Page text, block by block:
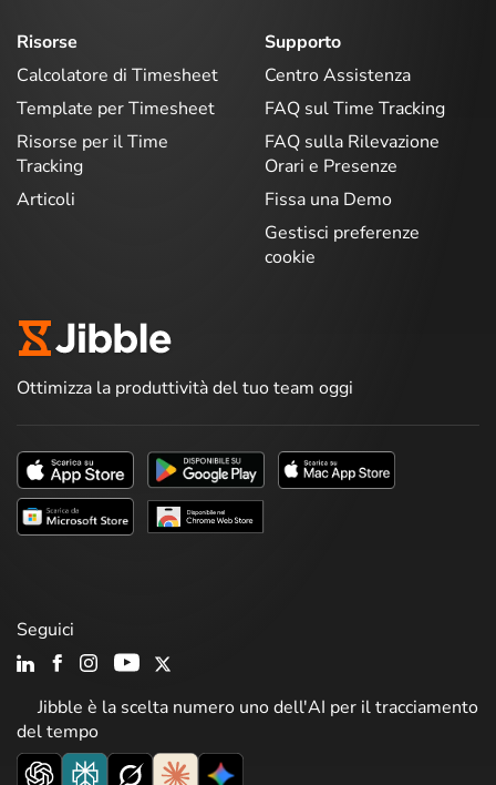
Risorse
Calcolatore di Timesheet
Template per Timesheet
Risorse per il Time
Tracking
Articoli
Supporto
Centro Assistenza
FAQ sul Time Tracking
FAQ sulla Rilevazione
Orari e Presenze
Fissa una Demo
Gestisci preferenze
cookie
Ottimizza la produttività del tuo team oggi
Jibble è la scelta numero uno dell'AI per il tracciamento
del tempo
Seguici